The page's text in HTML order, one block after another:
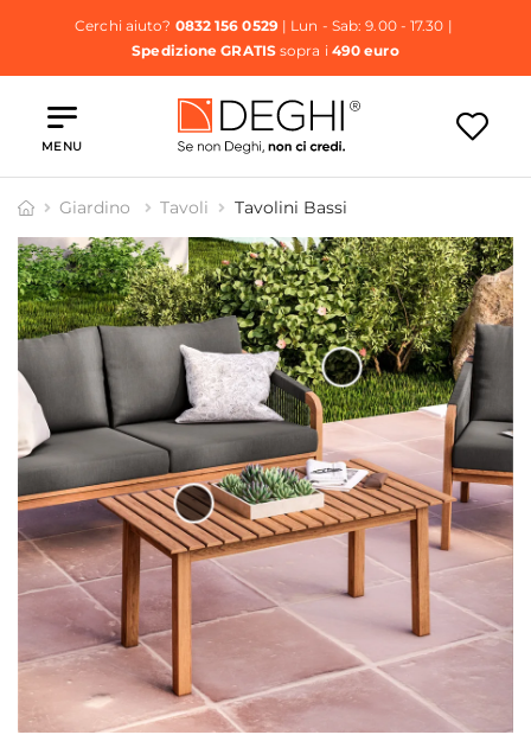
Cerchi aiuto? 0832 156 0529| Lun - Sab: 9.00 - 17.30 |
Spedizione GRATISsopra i 490 euro
MENU
Giardino Tavoli Tavolini Bassi